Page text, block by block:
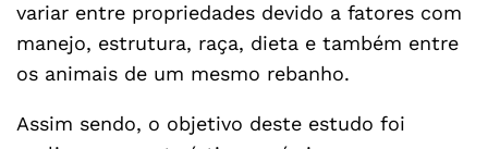
variar entre propriedades devido a fatores com
manejo, estrutura, raça, dieta e também entre
os animais de um mesmo rebanho.
Assim sendo, o objetivo deste estudo foi